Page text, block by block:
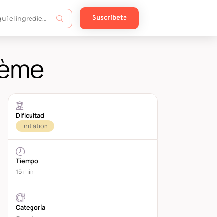
Suscríbete
Dificultad
Initiation
Tiempo
15 min
Categoría